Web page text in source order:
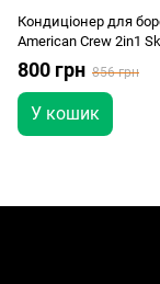
Кондиціонер для
American Crew 2in1
Moisturizing & Beard
100ml
800 грн 856 грн
У кошик